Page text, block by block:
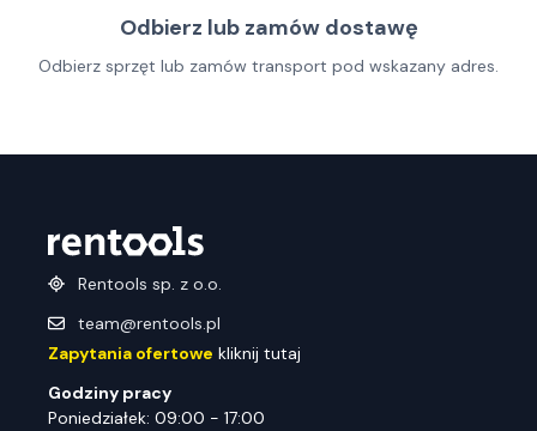
Odbierz lub zamów dostawę
Odbierz sprzęt lub zamów transport pod wskazany adres.
Rentools sp. z o.o.
team@rentools.pl
Zapytania ofertowe kliknij tutaj
Godziny pracy
Poniedziałek: 09:00 - 17:00